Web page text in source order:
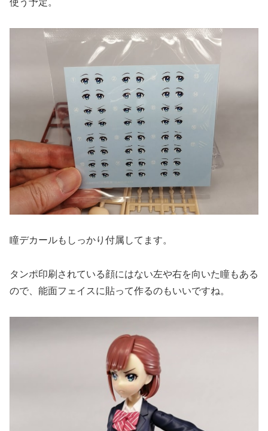
使う予定。
瞳デカールもしっかり付属してます。
タンポ印刷されている顔にはない左や右を向いた瞳もある
ので、能面フェイスに貼って作るのもいいですね。